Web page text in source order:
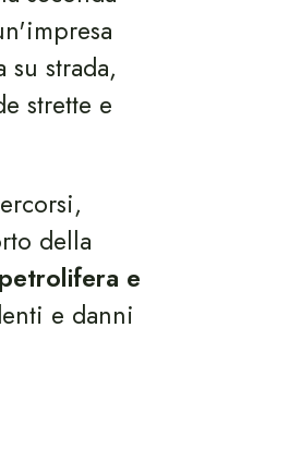
strada,
strette e
della
e
e danni